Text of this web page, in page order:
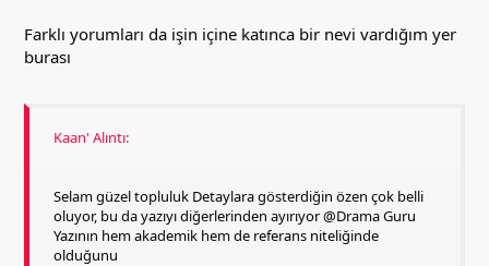
Farklı yorumları da işin içine katınca bir nevi vardığım yer
burası
Kaan' Alıntı:
Selam güzel topluluk Detaylara gösterdiğin özen çok belli
oluyor, bu da yazıyı diğerlerinden ayırıyor @Drama Guru
Yazının hem akademik hem de referans niteliğinde
olduğunu